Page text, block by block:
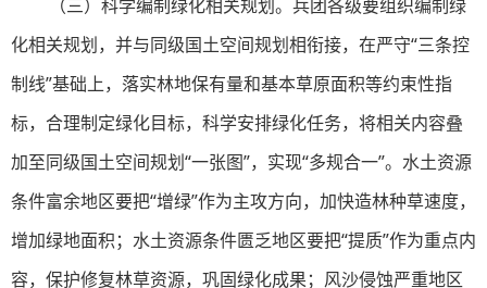
（三）科学编制绿化相关规划。兵团各级要组织编制绿
化相关规划，并与同级国土空间规划相衔接，在严守“三条控
制线”基础上，落实林地保有量和基本草原面积等约束性指
标，合理制定绿化目标，科学安排绿化任务，将相关内容叠
加至同级国土空间规划“一张图”，实现“多规合一”。水土资源
条件富余地区要把“增绿”作为主攻方向，加快造林种草速度，
增加绿地面积；水土资源条件匮乏地区要把“提质”作为重点内
容，保护修复林草资源，巩固绿化成果；风沙侵蚀严重地区